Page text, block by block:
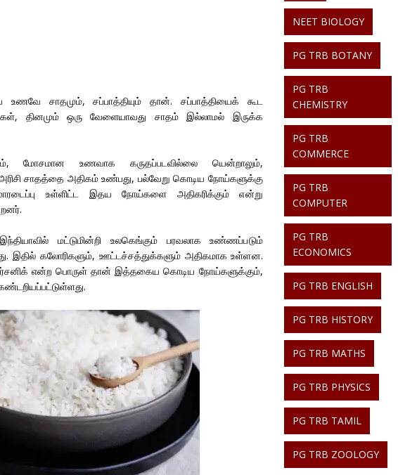
உணவே சாதமும், சப்பாத்தியும் தான். சப்பாத்தியைக் கூட
தினமும் ஒரு வேளையாவது சாதம் இல்லாமல் இருக்க
மோசமான உணவாக கருதப்படவில்லை யென்றாலும்,
சாதத்தை அதிகம் உண்பது, பல்வேறு கொடிய நோய்களுக்கு
மாரடைப்பு உள்ளிட்ட இதய நோய்களை அதிகரிக்கும் என்று
மட்டுமின்றி உலகெங்கும் பரவலாக உண்ணப்படும்
இதில் கலோரிகளும், ஊட்டச்சத்துக்களும் அதிகமாக உள்ளன.
என்ற பொருள் தான் இத்தகைய கொடிய நோய்களுக்கும்,
NEET BIOLOGY
PG TRB BOTANY
PG TRB
CHEMISTRY
PG TRB
COMMERCE
PG TRB
COMPUTER
PG TRB
ECONOMICS
PG TRB ENGLISH
PG TRB HISTORY
PG TRB MATHS
PG TRB PHYSICS
PG TRB TAMIL
PG TRB ZOOLOGY